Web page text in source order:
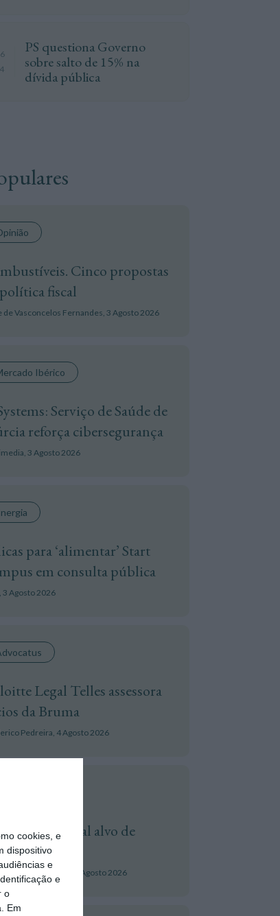
cookies, e
dispositivo
e
e
o
Em
PS questiona Governo
sobre salto de 15% na
dívida pública
Cinco propostas
fiscal
de Vasconcelos Fernandes, 3 Agosto 2026
Ibérico
Serviço de Saúde de
reforça cibersegurança
3 Agosto 2026
para ‘alimentar’ Start
em consulta pública
3 Agosto 2026
Legal Telles assessora
da Bruma
Pedreira, 4 Agosto 2026
de Portugal alvo de
4 Agosto 2026